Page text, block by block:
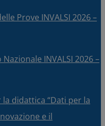
Prove INVALSI 2026 –
INVALSI 2026 –
la didattica “Dati per la
e il